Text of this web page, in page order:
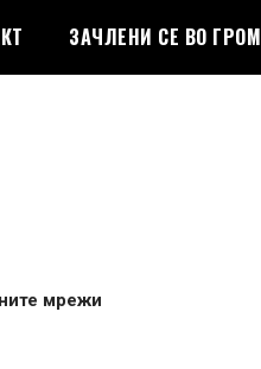
ЗАЧЛЕНИ СЕ ВО ГРОМ
мрежи